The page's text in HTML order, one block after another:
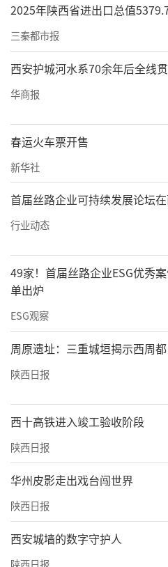
2025年陕西省进出口总值
三秦都市报
西安护城河水系70余年后全线
华商报
春运火车票开售
新华社
首届丝路企业可持续发展论坛
行业动态
49家！首届丝路企业ESG优秀
单出炉
ESG观察
周原遗址：三重城垣揭示西周
陕西日报
西十高铁进入竣工验收阶段
陕西日报
华州皮影走出戏台闯世界
陕西日报
西安城墙的数字守护人
陕西日报